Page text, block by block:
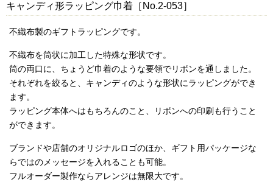
キャンディ形ラッピング巾着［No.2-053］
不織布製のギフトラッピングです。
不織布を筒状に加工した特殊な形状です。
筒の両口に、ちょうど巾着のような要領でリボンを通しました。
それぞれを絞ると、キャンディのような形状にラッピングができ
ます。
ラッピング本体へはもちろんのこと、リボンへの印刷も行うこと
ができます。
ブランドや店舗のオリジナルロゴのほか、ギフト用パッケージな
らではのメッセージを入れることも可能。
フルオーダー製作ならアレンジは無限大です。